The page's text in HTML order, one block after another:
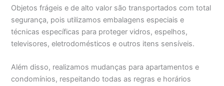
Objetos frágeis e de alto valor são transportados com total
segurança, pois utilizamos embalagens especiais e
técnicas específicas para proteger vidros, espelhos,
televisores, eletrodomésticos e outros itens sensíveis.
Além disso, realizamos mudanças para apartamentos e
condomínios, respeitando todas as regras e horários